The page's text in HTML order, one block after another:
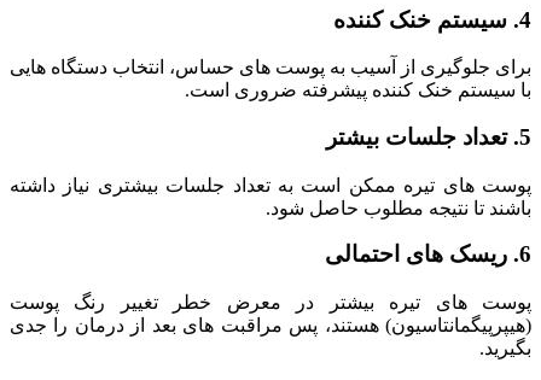
4. سیستم خنک‌ کننده
برای جلوگیری از آسیب به پوست ‌های حساس، انتخاب دستگاه‌ هایی
با سیستم خنک‌ کننده پیشرفته ضروری است.
5. تعداد جلسات بیشتر
پوست‌ های تیره ممکن است به تعداد جلسات بیشتری نیاز داشته
باشند تا نتیجه مطلوب حاصل شود.
6. ریسک‌ های احتمالی
پوست ‌های تیره بیشتر در معرض خطر تغییر رنگ پوست
(هیپرپیگمانتاسیون) هستند، پس مراقبت ‌های بعد از درمان را جدی
بگیرید.